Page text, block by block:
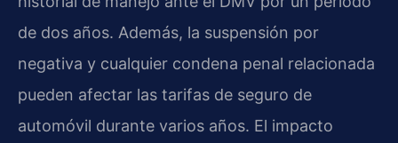
de dos años. Además, la suspensión por
negativa y cualquier condena penal relacionada
pueden afectar las tarifas de seguro de
automóvil durante varios años. El impacto